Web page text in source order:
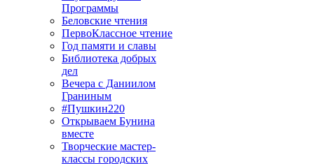
Программы
Беловские чтения
ПервоКлассное чтение
Год памяти и славы
Библиотека добрых
дел
Вечера с Даниилом
Граниным
#Пушкин220
Открываем Бунина
вместе
Творческие мастер-
классы городских